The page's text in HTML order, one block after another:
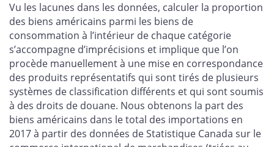
Vu les lacunes dans les données, calculer la proportion
des biens américains parmi les biens de
consommation à l’intérieur de chaque catégorie
s’accompagne d’imprécisions et implique que l’on
procède manuellement à une mise en correspondance
des produits représentatifs qui sont tirés de plusieurs
systèmes de classification différents et qui sont soumis
à des droits de douane. Nous obtenons la part des
biens américains dans le total des importations en
2017 à partir des données de Statistique Canada sur le